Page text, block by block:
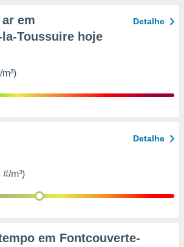
em
Toussuire hoje
Detalhe
Detalhe
m³)
em Fontcouverte-